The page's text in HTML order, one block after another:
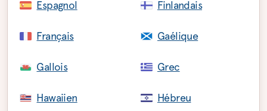
Espagnol Finlandais
Français Gaélique
Gallois Grec
Hawaiien Hébreu